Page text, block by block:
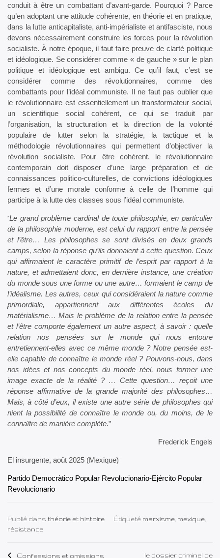
conduit à être un combattant d’avant-garde. Pourquoi ? Parce
qu’en adoptant une attitude cohérente, en théorie et en pratique,
dans la lutte anticapitaliste, anti-impérialiste et antifasciste, nous
devons nécessairement construire les forces pour la révolution
socialiste. À notre époque, il faut faire preuve de clarté politique
et idéologique. Se considérer comme « de gauche » sur le plan
politique et idéologique est ambigu. Ce qu’il faut, c’est se
considérer comme des révolutionnaires, comme des
combattants pour l’idéal communiste. Il ne faut pas oublier que
le révolutionnaire est essentiellement un transformateur social,
un scientifique social cohérent, ce qui se traduit par
l’organisation, la structuration et la direction de la volonté
populaire de lutter selon la stratégie, la tactique et la
méthodologie révolutionnaires qui permettent d’objectiver la
révolution socialiste. Pour être cohérent, le révolutionnaire
contemporain doit disposer d’une large préparation et de
connaissances politico-culturelles, de convictions idéologiques
fermes et d’une morale conforme à celle de l’homme qui
participe à la lutte des classes sous l’idéal communiste.
“Le grand problème cardinal de toute philosophie, en particulier
de la philosophie moderne, est celui du rapport entre la pensée
et l’être… Les philosophes se sont divisés en deux grands
camps, selon la réponse qu’ils donnaient à cette question. Ceux
qui affirmaient le caractère primitif de l’esprit par rapport à la
nature, et admettaient donc, en dernière instance, une création
du monde sous une forme ou une autre… formaient le camp de
l’idéalisme. Les autres, ceux qui considéraient la nature comme
primordiale, appartiennent aux différentes écoles du
matérialisme… Mais le problème de la relation entre la pensée
et l’être comporte également un autre aspect, à savoir : quelle
relation nos pensées sur le monde qui nous entoure
entretiennent-elles avec ce même monde ? Notre pensée est-
elle capable de connaître le monde réel ? Pouvons-nous, dans
nos idées et nos concepts du monde réel, nous former une
image exacte de la réalité ? … Cette question… reçoit une
réponse affirmative de la grande majorité des philosophes…
Mais, à côté d’eux, il existe une autre série de philosophes qui
nient la possibilité de connaître le monde ou, du moins, de le
connaître de manière complète.”
Frederick Engels
El insurgente, août 2025 (Mexique)
Partido Democràtico Popular Revolucionario-Ejército Popular
Revolucionario
Publié dans théorie et histoire Étiqueté marxisme mexique
résistance
Confessions et omissions le dossier criminel de